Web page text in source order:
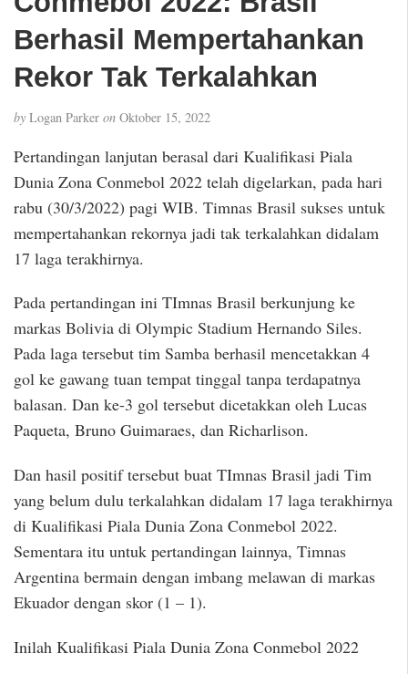
Berhasil Mempertahankan
Rekor Tak Terkalahkan
by Logan Parker on Oktober 15, 2022
Pertandingan lanjutan berasal dari Kualifikasi Piala
Dunia Zona Conmebol 2022 telah digelarkan, pada hari
rabu (30/3/2022) pagi WIB. Timnas Brasil sukses untuk
mempertahankan rekornya jadi tak terkalahkan didalam
17 laga terakhirnya.
Pada pertandingan ini TImnas Brasil berkunjung ke
markas Bolivia di Olympic Stadium Hernando Siles.
Pada laga tersebut tim Samba berhasil mencetakkan 4
gol ke gawang tuan tempat tinggal tanpa terdapatnya
balasan. Dan ke-3 gol tersebut dicetakkan oleh Lucas
Paqueta, Bruno Guimaraes, dan Richarlison.
Dan hasil positif tersebut buat TImnas Brasil jadi Tim
yang belum dulu terkalahkan didalam 17 laga terakhirnya
di Kualifikasi Piala Dunia Zona Conmebol 2022.
Sementara itu untuk pertandingan lainnya, Timnas
Argentina bermain dengan imbang melawan di markas
Ekuador dengan skor (1 – 1).
Inilah Kualifikasi Piala Dunia Zona Conmebol 2022